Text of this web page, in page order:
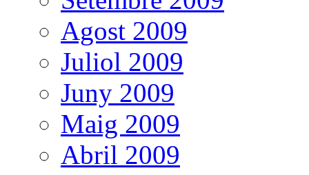
Agost 2009
Juliol 2009
Juny 2009
Maig 2009
Abril 2009